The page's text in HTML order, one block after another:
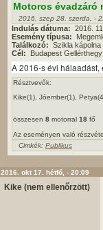
Motoros évadzáró
2016. szep 28. szerda, -
Indulás dátuma: 2016.
Esemény típusa:
Találkozó: Szikla
Cél:
Budapest
A 2016-s évi hálaadást,
Résztvevők:
Kike(1), Jóember(1),
összesen 8 motorral 18 fő
Az eseményen való
Cimkék: Publikus
2016. okt 17. hétfő, - 20:09
Kike (nem ellenőrzött)